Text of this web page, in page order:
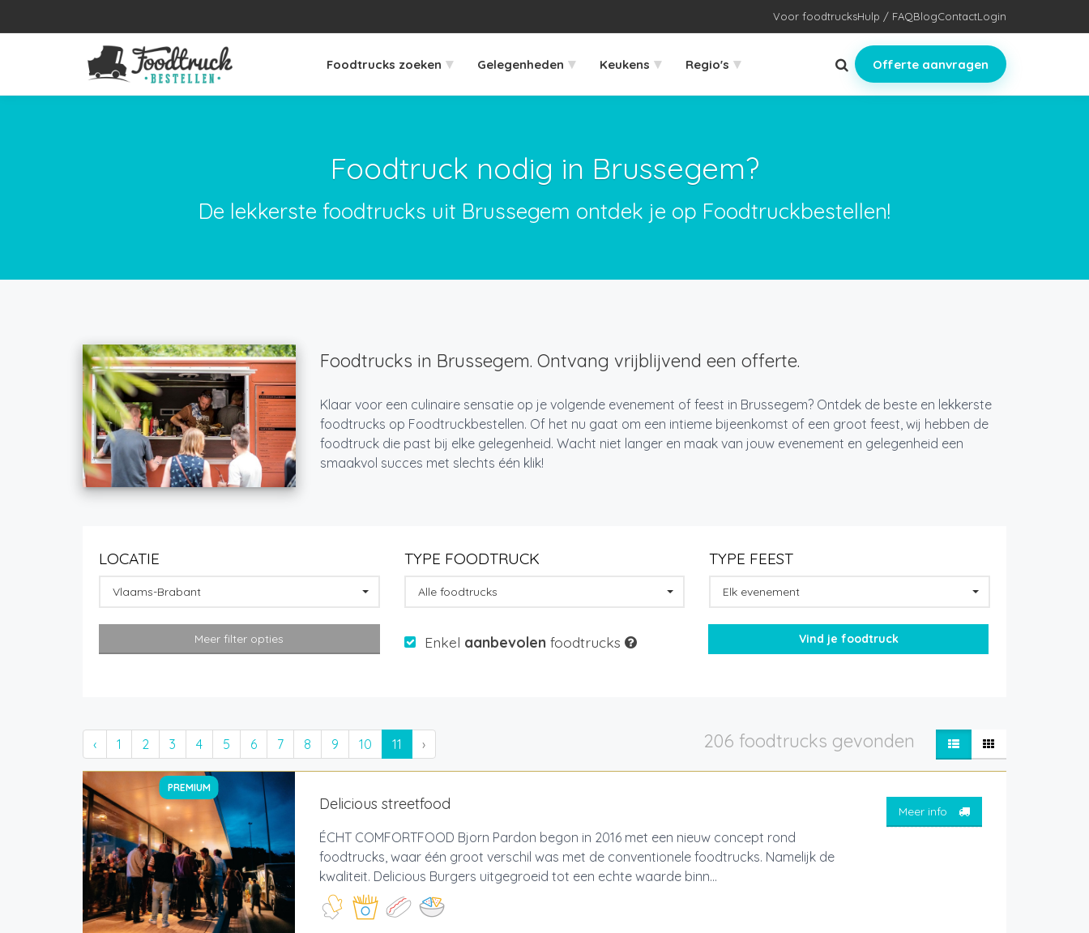
Voor foodtrucksHulp / FAQBlogContactLogin
Foodtrucks zoeken ▾ Gelegenheden ▾ Keukens ▾ Regio's ▾ Offerte aanvragen
Foodtruck nodig in Brussegem?
De lekkerste foodtrucks uit Brussegem ontdek je op Foodtruckbestellen!
Foodtrucks in Brussegem. Ontvang vrijblijvend een offerte.
Klaar voor een culinaire sensatie op je volgende evenement of feest in Brussegem? Ontdek de beste en lekkerste
foodtrucks op Foodtruckbestellen. Of het nu gaat om een intieme bijeenkomst of een groot feest, wij hebben de
foodtruck die past bij elke gelegenheid. Wacht niet langer en maak van jouw evenement en gelegenheid een
smaakvol succes met slechts één klik!
LOCATIE
Vlaams-Brabant
TYPE FOODTRUCK
Alle foodtrucks
TYPE FEEST
Elk evenement
Meer filter opties Enkel aanbevolen foodtrucks
‹ 1 2 3 4 5 6 7 8 9 10 11 › 206 foodtrucks gevonden
PREMIUM
Delicious streetfood
ÉCHT COMFORTFOOD Bjorn Pardon begon in 2016 met een nieuw concept rond
foodtrucks, waar één groot verschil was met de conventionele foodtrucks. Namelijk de
kwaliteit. Delicious Burgers uitgegroeid tot een echte waarde binn...
Meer info